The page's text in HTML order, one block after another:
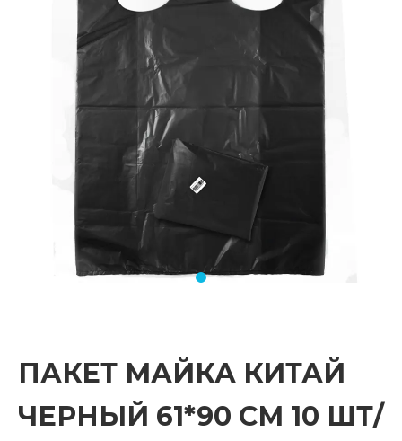
ПАКЕТ МАЙКА КИТАЙ
ЧЕРНЫЙ 61*90 СМ 10 ШТ/